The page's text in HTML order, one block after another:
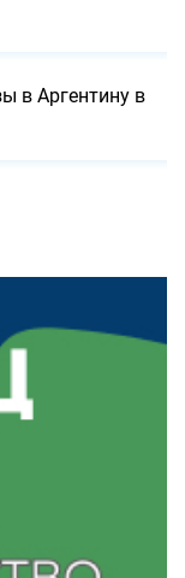
в Аргентину в